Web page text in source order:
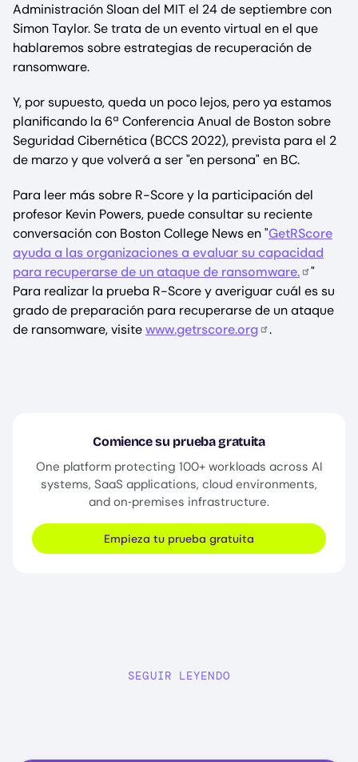
Administración Sloan del MIT el 24 de septiembre con
Simon Taylor. Se trata de un evento virtual en el que
hablaremos sobre estrategias de recuperación de
ransomware.
Y, por supuesto, queda un poco lejos, pero ya estamos
planificando la 6ª Conferencia Anual de Boston sobre
Seguridad Cibernética (BCCS 2022), prevista para el 2
de marzo y que volverá a ser "en persona" en BC.
Para leer más sobre R-Score y la participación del
profesor Kevin Powers, puede consultar su reciente
conversación con Boston College News en "GetRScore
ayuda a las organizaciones a evaluar su capacidad
para recuperarse de un ataque de ransomware.
"
Para realizar la prueba R-Score y averiguar cuál es su
grado de preparación para recuperarse de un ataque
de ransomware, visitewww.getrscore.org .
Comience su prueba gratuita
One platform protecting 100+ workloads across AI
systems, SaaS applications, cloud environments,
and on‑premises infrastructure.
Empieza tu prueba gratuita
SEGUIR LEYENDO